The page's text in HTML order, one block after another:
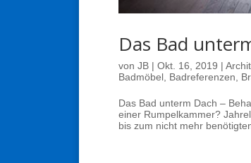
Das Bad
von JB | Okt. 16, 2019 |
Badmöbel Badreferenzen
Das Bad unterm Dach –
einer Rumpelkammer?
bis zum nicht mehr